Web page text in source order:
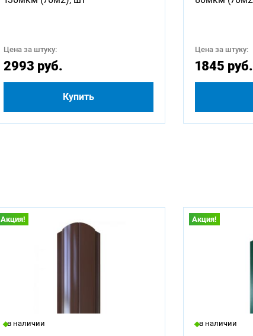
2750 3000 3750 4000
5000
Цена за штуку:
2993 руб.
Купить
Цена за штуку:
1845 руб.
Акция!
в наличии
Акция!
в наличии